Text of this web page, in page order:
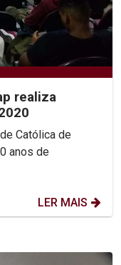
realiza
Católica de
anos de
LER MAIS